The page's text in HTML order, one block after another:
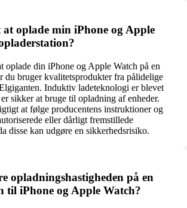
oplade min iPhone og Apple
oplade din iPhone og Apple Watch på en
du bruger kvalitetsprodukter fra pålidelige
Induktiv ladeteknologi er blevet
sikker at bruge til opladning af enheder.
at følge producentens instruktioner og
eller dårligt fremstillede
disse kan udgøre en sikkerhedsrisiko.
opladningshastigheden på en
til iPhone og Apple Watch?